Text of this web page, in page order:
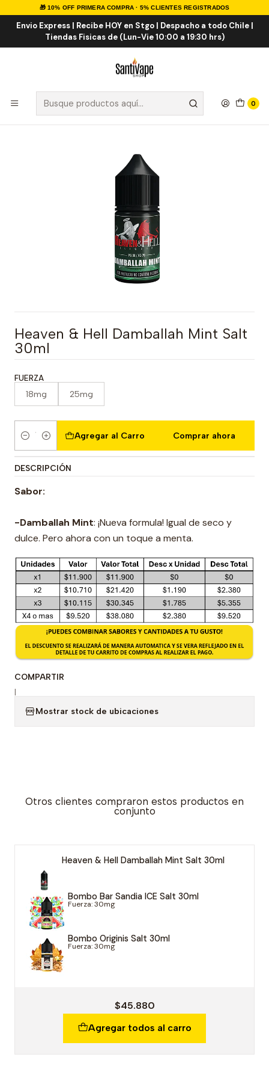
🎁 10% OFF PRIMERA COMPRA · 5% CLIENTES REGISTRADOS
Envio Express | Recibe HOY en Stgo | Despacho a todo Chile |
Tiendas Fisicas de (Lun-Vie 10:00 a 19:30 hrs)
0
Inicio Sales de Nicotina Salt Nic Nacionales
Heaven & Hell Damballah Mint Salt 30ml
Heaven & Hell Damballah Mint Salt
30ml
FUERZA
18mg 25mg
Cantidad
Agregar al Carro Comprar ahora
DESCRIPCIÓN
Sabor:
-Damballah Mint: ¡Nueva formula! Igual de seco y
dulce. Pero ahora con un toque a menta.
COMPARTIR
|
Mostrar stock de ubicaciones
Otros clientes compraron estos productos en
conjunto
Heaven & Hell Damballah Mint Salt 30ml
Bombo Bar Sandia ICE Salt 30ml
Fuerza: 30mg
Bombo Originis Salt 30ml
Fuerza: 30mg
$45.880
Agregar todos al carro